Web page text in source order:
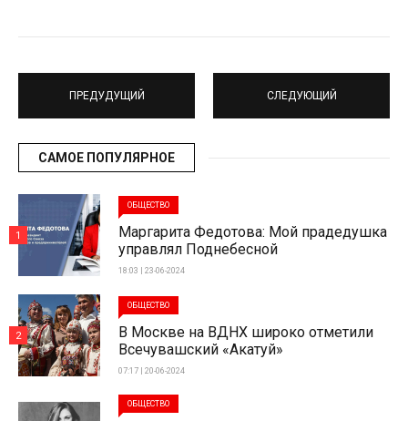
ПРЕДУДУЩИЙ СЛЕДУЮЩИЙ
САМОЕ ПОПУЛЯРНОЕ
ОБЩЕСТВО
Маргарита Федотова: Мой прадедушка
управлял Поднебесной
18:03 | 23-06-2024
1
ОБЩЕСТВО
В Москве на ВДНХ широко отметили
Всечувашский «Акатуй»
07:17 | 20-06-2024
2
ОБЩЕСТВО